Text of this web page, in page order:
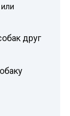
друг